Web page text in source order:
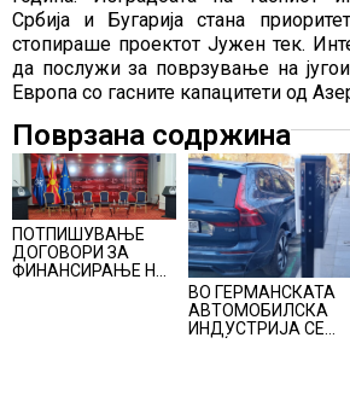
Србија и Бугарија стана
стопираше проектот Јужен тек.
да послужи за поврзување на
Европа со гасните капацитети од
Поврзана содржина
ПОТПИШУВАЊЕ
ДОГОВОРИ ЗА
ФИНАНСИРАЊЕ НА
ВО ГЕРМАНСКАТА
АВТОМОБИЛСКА
ИНДУСТРИЈА СЕ